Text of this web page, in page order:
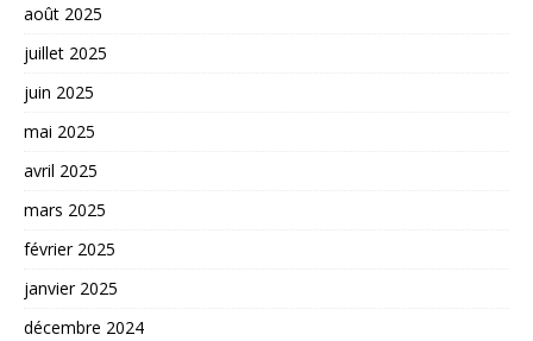
août 2025
juillet 2025
juin 2025
mai 2025
avril 2025
mars 2025
février 2025
janvier 2025
décembre 2024